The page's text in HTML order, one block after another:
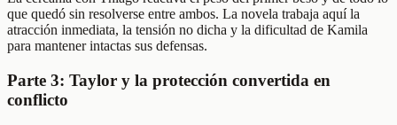
que quedó sin resolverse entre ambos. La novela trabaja aquí la
atracción inmediata, la tensión no dicha y la dificultad de Kamila
para mantener intactas sus defensas.
Parte 3: Taylor y la protección convertida en
conflicto